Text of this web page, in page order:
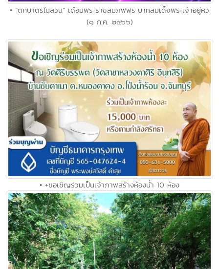
• “ตักบาตรในสวน” เดือนพระราชสมภพพระบาทสมเด็จพระเจ้าอยู่หัว
(๑ ก.ค. ๒๕๖๖)
• +ขอเชิญร่วมเป็นเจ้าภาพสร้างห้องน้ำ 10 ห้อง